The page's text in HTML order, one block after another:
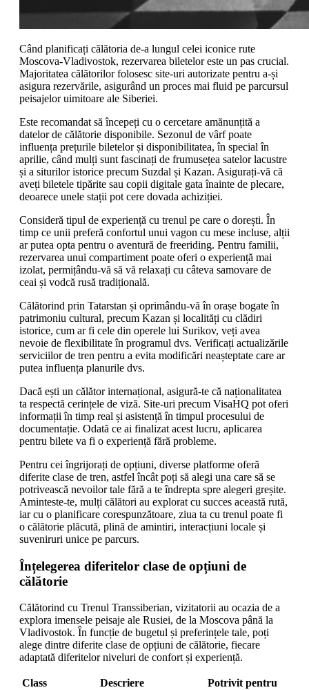
Când planificați călătoria de-a lungul celei iconice rute
Moscova-Vladivostok, rezervarea biletelor este un pas crucial.
Majoritatea călătorilor folosesc site-uri autorizate pentru a-și
asigura rezervările, asigurând un proces mai fluid pe parcursul
peisajelor uimitoare ale Siberiei.
Este recomandat să începeți cu o cercetare amănunțită a
datelor de călătorie disponibile. Sezonul de vârf poate
influența prețurile biletelor și disponibilitatea, în special în
aprilie, când mulți sunt fascinați de frumusețea satelor lacustre
și a siturilor istorice precum Suzdal și Kazan. Asigurați-vă că
aveți biletele tipărite sau copii digitale gata înainte de plecare,
deoarece unele stații pot cere dovada achiziției.
Consideră tipul de experiență cu trenul pe care o dorești. În
timp ce unii preferă confortul unui vagon cu mese incluse, alții
ar putea opta pentru o aventură de freeriding. Pentru familii,
rezervarea unui compartiment poate oferi o experiență mai
izolat, permițându-vă să vă relaxați cu câteva samovare de
ceai și vodcă rusă tradițională.
Călătorind prin Tatarstan și oprimându-vă în orașe bogate în
patrimoniu cultural, precum Kazan și localități cu clădiri
istorice, cum ar fi cele din operele lui Surikov, veți avea
nevoie de flexibilitate în programul dvs. Verificați actualizările
serviciilor de tren pentru a evita modificări neașteptate care ar
putea influența planurile dvs.
Dacă ești un călător internațional, asigură-te că naționalitatea
ta respectă cerințele de viză. Site-uri precum VisaHQ pot oferi
informații în timp real și asistență în timpul procesului de
documentație. Odată ce ai finalizat acest lucru, aplicarea
pentru bilete va fi o experiență fără probleme.
Pentru cei îngrijorați de opțiuni, diverse platforme oferă
diferite clase de tren, astfel încât poți să alegi una care să se
potrivească nevoilor tale fără a te îndrepta spre alegeri greșite.
Aminteste-te, mulți călători au explorat cu succes această rută,
iar cu o planificare corespunzătoare, ziua ta cu trenul poate fi
o călătorie plăcută, plină de amintiri, interacțiuni locale și
suveniruri unice pe parcurs.
Înțelegerea diferitelor clase de opțiuni de
călătorie
Călătorind cu Trenul Transsiberian, vizitatorii au ocazia de a
explora imensele peisaje ale Rusiei, de la Moscova până la
Vladivostok. În funcție de bugetul și preferințele tale, poți
alege dintre diferite clase de opțiuni de călătorie, fiecare
adaptată diferitelor niveluri de confort și experiență.
Class Descriere Potrivit pentru